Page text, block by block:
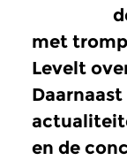
met
Levelt
en de